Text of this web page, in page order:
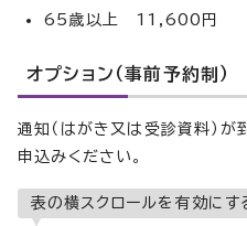
65歳以上 11,600円
オプション（事前予約制）
通知（はがき又は受診資料）
申込みください。
表の横スクロールを有効にす